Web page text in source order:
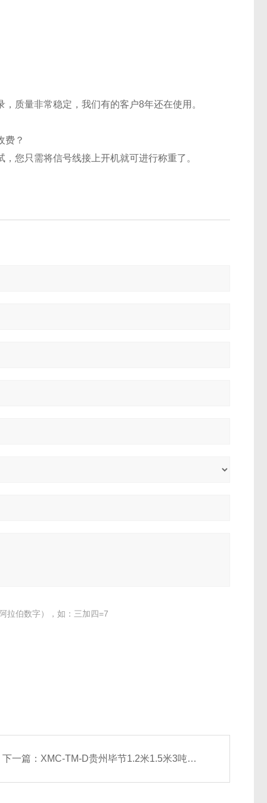
质量非常稳定，我们有的客户8年还在使用。
费？
您只需将信号线接上开机就可进行称重了。
拉伯数字），如：三加四=7
下一篇： XMC-TM-D贵州毕节1.2米1.5米3吨称猪地磅动物畜牧秤